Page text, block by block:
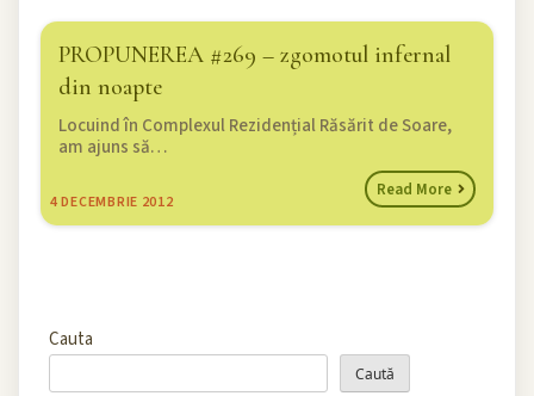
PROPUNEREA #269 – zgomotul infernal
din noapte
4 DECEMBRIE 2012
Locuind în Complexul Rezidențial Răsărit de Soare,
am ajuns să…
Read More
Cauta
Caută